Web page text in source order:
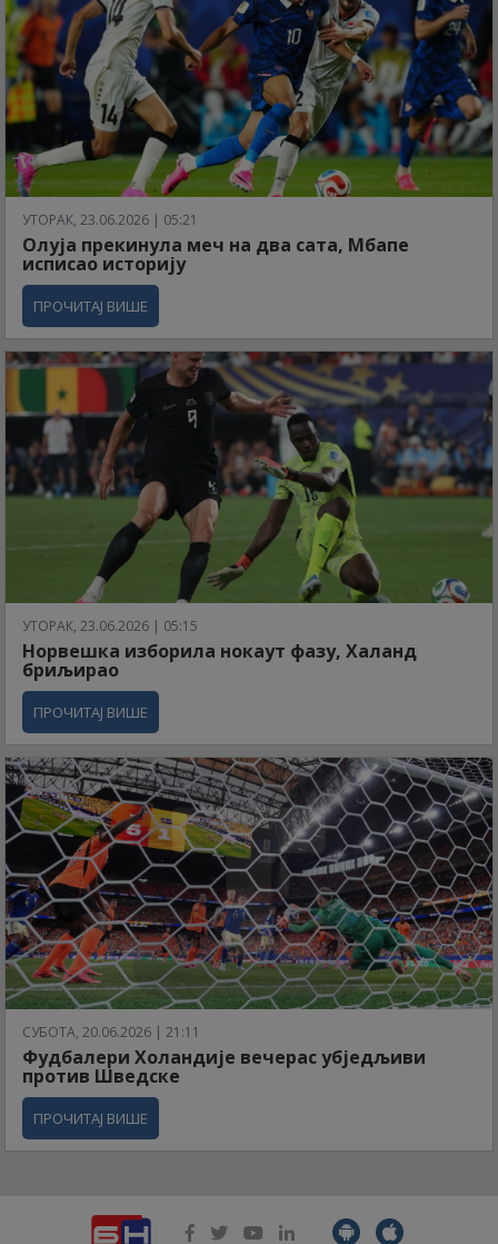
УТОРАК, 23.06.2026 | 05:21
Олуја прекинула меч на два сата, Мбапе
исписао историју
ПРОЧИТАЈ ВИШЕ
УТОРАК, 23.06.2026 | 05:15
Норвешка изборила нокаут фазу, Халанд
бриљирао
ПРОЧИТАЈ ВИШЕ
СУБОТА, 20.06.2026 | 21:11
Фудбалери Холандије вечерас убједљиви
против Шведске
ПРОЧИТАЈ ВИШЕ